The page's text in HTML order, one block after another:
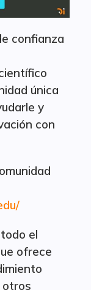
confianza
única
y
con
el
ofrece
otros